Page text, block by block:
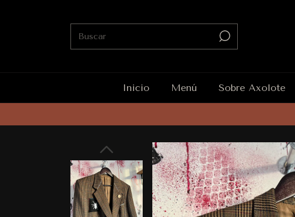
Inicio Menú Sobre Axolote